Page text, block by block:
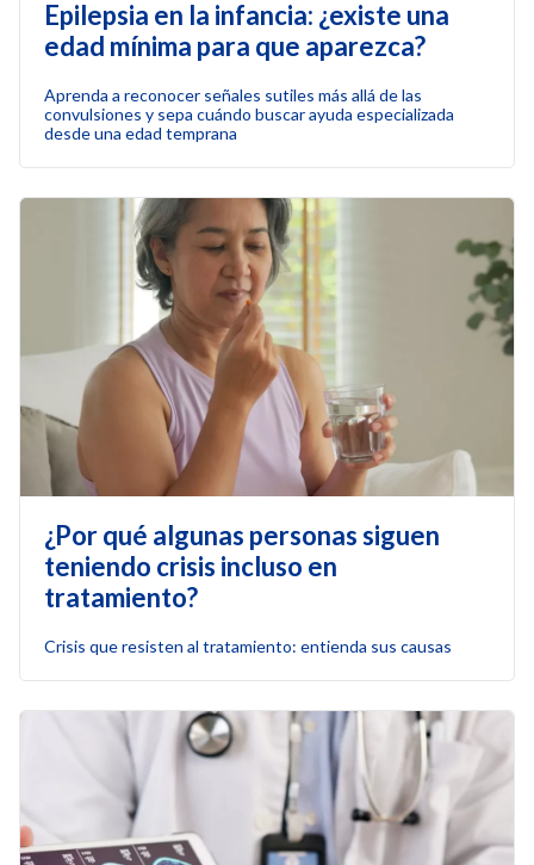
Epilepsia en la infancia: ¿existe una
edad mínima para que aparezca?
Aprenda a reconocer señales sutiles más allá de las
convulsiones y sepa cuándo buscar ayuda especializada
desde una edad temprana
¿Por qué algunas personas siguen
teniendo crisis incluso en
tratamiento?
Crisis que resisten al tratamiento: entienda sus causas